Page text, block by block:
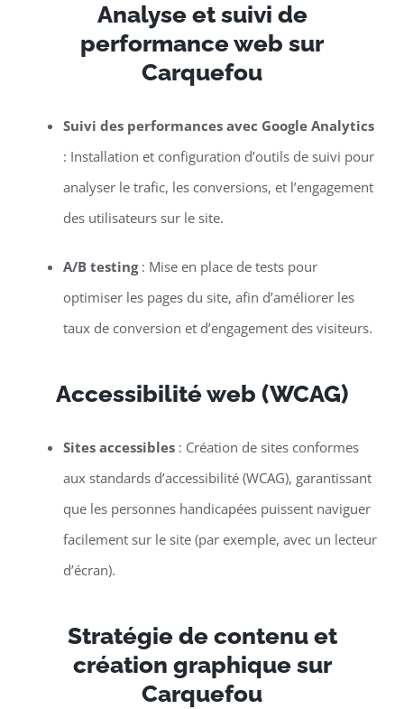
Analyse et suivi de
performance web sur
Carquefou
Suivi des performances avec Google Analytics
: Installation et configuration d’outils de suivi pour
analyser le trafic, les conversions, et l’engagement
des utilisateurs sur le site.
A/B testing: Mise en place de tests pour
optimiser les pages du site, afin d’améliorer les
taux de conversion et d’engagement des visiteurs.
Accessibilité web (WCAG)
Sites accessibles: Création de sites conformes
aux standards d’accessibilité (WCAG), garantissant
que les personnes handicapées puissent naviguer
facilement sur le site (par exemple, avec un lecteur
d’écran).
Stratégie de contenu et
création graphique sur
Carquefou